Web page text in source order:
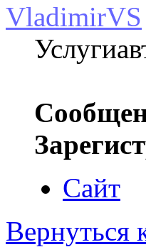
VladimirVS
Сайт
Вернуться